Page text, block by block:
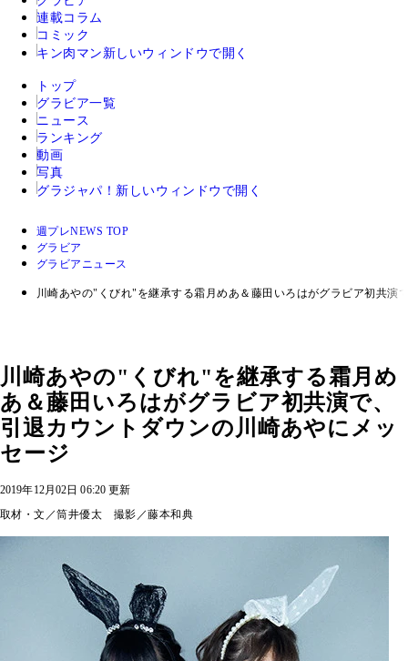
連載コラム
コミック
キン肉マン 新しいウィンドウで開く
トップ
グラビア一覧
ニュース
ランキング
動画
写真
グラジャパ！ 新しいウィンドウで開く
週プレNEWS TOP
グラビア
グラビアニュース
川崎あやの"くびれ"を継承する霜月めあ＆藤田いろはがグラビア初共演
川崎あやの"くびれ"を継承する霜月め
あ＆藤田いろはがグラビア初共演で、
引退カウントダウンの川崎あやにメッ
セージ
2019年12月02日 06:20 更新
取材・文／筒井優太 撮影／藤本和典